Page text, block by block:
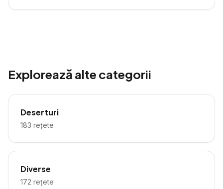
Explorează alte categorii
Deserturi
183 rețete
Diverse
172 rețete